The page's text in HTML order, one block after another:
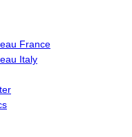
France
Italy